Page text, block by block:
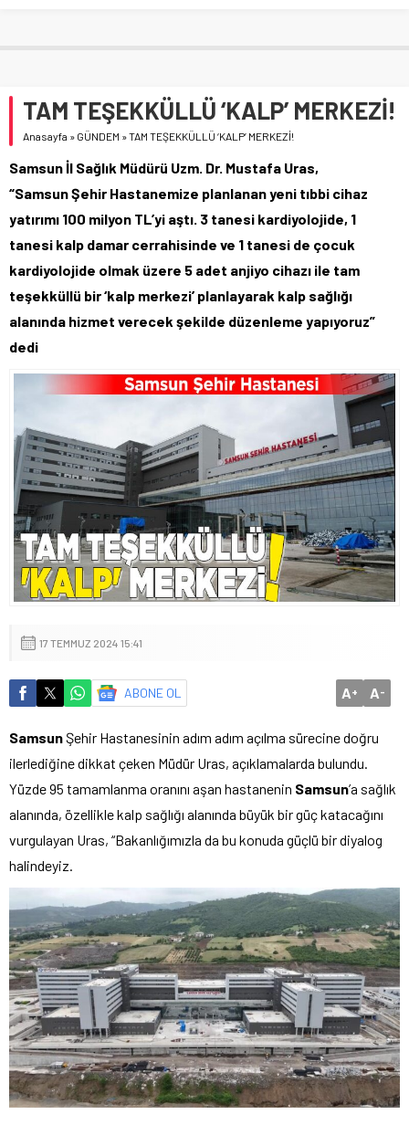
TAM TEŞEKKÜLLÜ ‘KALP’ MERKEZİ!
Anasayfa » GÜNDEM »TAM TEŞEKKÜLLÜ ‘KALP’ MERKEZİ!
Samsun İl Sağlık Müdürü Uzm. Dr. Mustafa Uras,
“Samsun Şehir Hastanemize planlanan yeni tıbbi cihaz
yatırımı 100 milyon TL’yi aştı. 3 tanesi kardiyolojide, 1
tanesi kalp damar cerrahisinde ve 1 tanesi de çocuk
kardiyolojide olmak üzere 5 adet anjiyo cihazı ile tam
teşekküllü bir ‘kalp merkezi’ planlayarak kalp sağlığı
alanında hizmet verecek şekilde düzenleme yapıyoruz”
dedi
17 TEMMUZ 2024 15:41
ABONE OL A+ A-
SamsunŞehir Hastanesinin adım adım açılma sürecine doğru
ilerlediğine dikkat çeken Müdür Uras, açıklamalarda bulundu.
Yüzde 95 tamamlanma oranını aşan hastanenin Samsun’a sağlık
alanında, özellikle kalp sağlığı alanında büyük bir güç katacağını
vurgulayan Uras, “Bakanlığımızla da bu konuda güçlü bir diyalog
halindeyiz.